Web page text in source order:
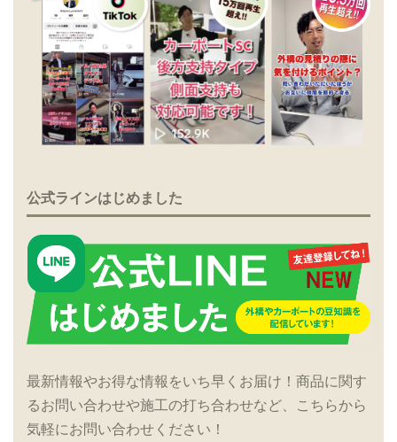
公式ラインはじめました
最新情報やお得な情報をいち早くお届け！商品に関す
るお問い合わせや施工の打ち合わせなど、こちらから
気軽にお問い合わせください！